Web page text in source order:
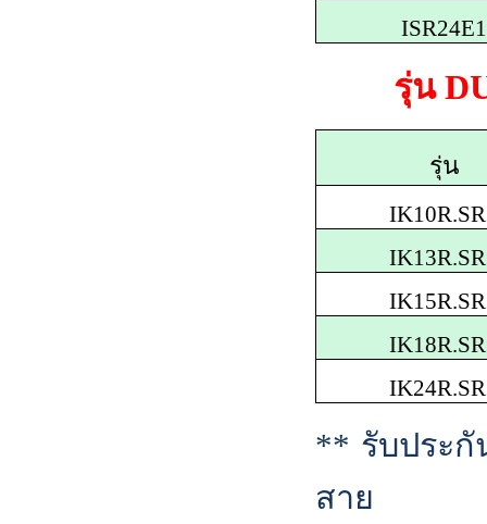
ISR24E1
รุ่น
รุ่น
IK13
IK15
IK18
IK24
** รับประกั
สาย